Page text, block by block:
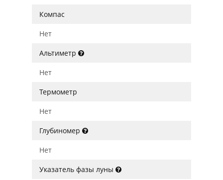
Компас
Нет
Альтиметр
Нет
Термометр
Нет
Глубиномер
Нет
Указатель фазы луны